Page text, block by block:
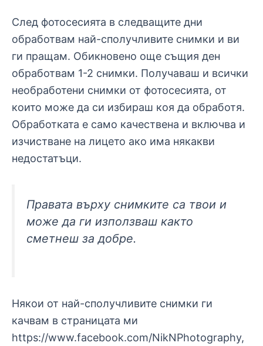
След фотосесията в следващите дни
обработвам най-сполучливите снимки и ви
ги пращам. Обикновено още същия ден
обработвам 1-2 снимки. Получаваш и всички
необработени снимки от фотосесията, от
които може да си избираш коя да обработя.
Обработката е само качествена и включва и
изчистване на лицето ако има някакви
недостатъци.
Правата върху снимките са твои и
може да ги използваш както
сметнеш за добре.
Някои от най-сполучливите снимки ги
качвам в страницата ми
https://www.facebook.com/NikNPhotography,